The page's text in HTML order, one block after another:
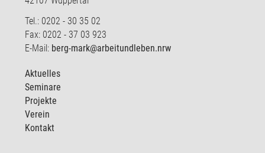
Tel.: 0202 - 30 35 02
Fax: 0202 - 37 03 923
E-Mail: berg-mark@arbeitundleben.nrw
Aktuelles
Seminare
Projekte
Verein
Kontakt